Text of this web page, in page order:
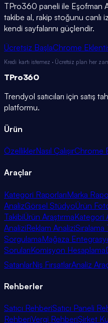
TPro360 paneli ile Eşofman
takibe al, rakip stoğunu canlı
kendi sayfalarını güçlendir.
Ücretsiz BaşlaChrome
Kredi kartı istemez · Ücretsiz plan her
TPro360
Trendyol satıcıları için satış
platformu.
Ürün
ÖzelliklerNasıl ÇalışırChrome
Araçlar
Kategori RaporlarıMarka
AnalizGörsel StüdyoÜrün
TakibiÜrün AraştırmaKategori
AnaliziReklam AnaliziSıralama
SorgulamaMağaza
SorularıKomisyon Hesaplama
SatanlarNiş FırsatlarAnaliz
Rehberler
Satıcı RehberiSatıcı Paneli
RehberiVergi RehberiŞirket